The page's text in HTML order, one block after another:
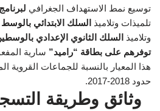
توسيع نمط الاستهداف الجغرافي
تلميذات وتلاميذ السلك الابتدائي
وتلاميذ السلك الثانوي الإعدادي
توفرهم على بطاقة “راميد” سارية
هذا المعيار بالنسبة للجماعات القروية
حدود 2018-2017.
وثائق وطريقة